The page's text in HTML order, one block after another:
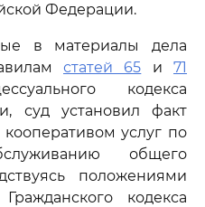
Федерации.
в материалы дела
статей 65 и71
кодекса
суд установил факт
услуг по
общего
положениями
Гражданского кодекса